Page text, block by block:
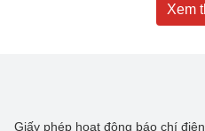
Xem
Giấy phép hoạt động báo chí